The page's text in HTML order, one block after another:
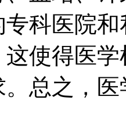
科医院
使得医
总之，